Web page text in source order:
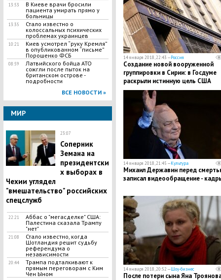
13:53
В Киеве врачи бросили
пациента умирать прямо у
больницы
13:35
Стало известно о
колоссальных психических
проблемах украинцев
10:21
Киев усмотрел “руку Кремля”
в опубликованном “письме”
Порошенко ФСБ
08:59
Латвийского бойца АТО
сожгли после пыток на
британском острове -
подробности
ВСЕ НОВОСТИ »
МИР
23:07
Соперник
Земана на
президентски
х выборах в
Чехии углядел
"вмешательство" российских
спецслужб
22:21
Аббас о "мегасделке" США:
Палестина сказала Трампу
"нет"
21:08
Стало известно, когда
Шотландия решит судьбу
референдума о
независимости
20:44
Трампа подталкивают к
прямым переговорам с Ким
Чен Ыном
14 января 2018, 22:43 —Россия
Создание новой вооруженной
группировки в Сирии: в Госдуме
раскрыли истинную цель США
14 января 2018, 21:45 —Культура
​Михаил Державин перед
записал видеообращение -
14 января 2018, 20:52 —Шоу-бизнес
​После потери сына Яна